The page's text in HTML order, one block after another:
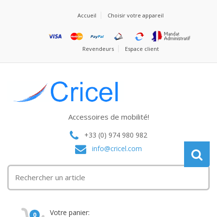
Accueil Choisir votre appareil
Revendeurs Espace client
Accessoires de mobilité!
+33 (0) 974 980 982
info@cricel.com
0 Votre panier: